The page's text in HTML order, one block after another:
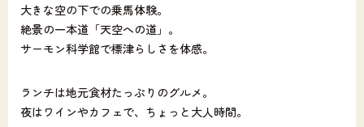
大きな空の下での乗馬体験。
絶景の一本道「天空への道」。
サーモン科学館で標津らしさを体感。
ランチは地元食材たっぷりのグルメ。
夜はワインやカフェで、ちょっと大人時間。